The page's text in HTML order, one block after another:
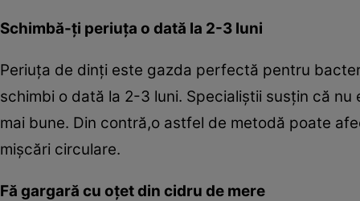
Schimbă-ţi periuţa o dată la 2-3 luni
Periuţa de dinţi este gazda perfectă pentru
schimbi o dată la 2-3 luni. Specialiştii susţin că
mai bune. Din contră,o astfel de metodă poate
mişcări circulare.
Fă gargară cu oţet din cidru de mere